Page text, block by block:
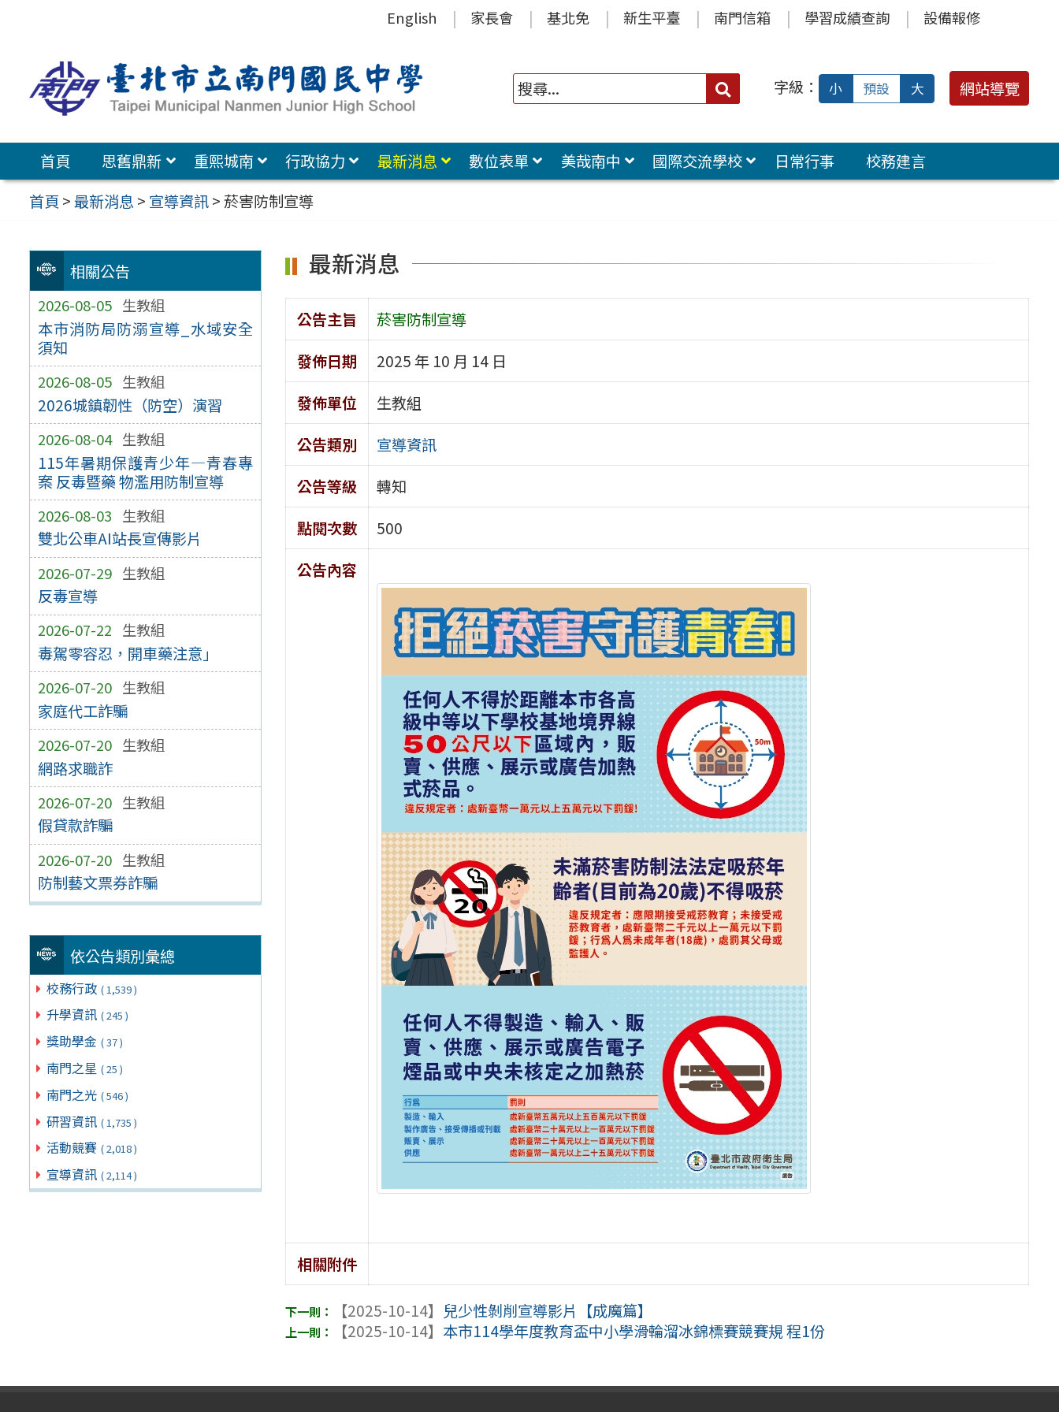
容
區
English 家長會 基北免 新生平臺 南門信箱 學習成績查詢 設備報修
搜
字級： 小 預設 大 網站導覽
首頁 思舊鼎新 重熙城南 行政協力 最新消息 數位表單 美哉南中 國際交流學校 日常行事
校務建言
首頁 >最新消息 > 宣導資訊>菸害防制宣導
相關公告
2026-08-05 生教組
本市消防局防溺宣導_水域安全
須知
2026-08-05 生教組
2026城鎮韌性（防空）演習
2026-08-04 生教組
115年暑期保護青少年—青春專
案 反毒暨藥 物濫用防制宣導
2026-08-03 生教組
雙北公車AI站長宣傳影片
2026-07-29 生教組
反毒宣導
2026-07-22 生教組
毒駕零容忍，開車藥注意」
2026-07-20 生教組
家庭代工詐騙
2026-07-20 生教組
網路求職詐
2026-07-20 生教組
假貸款詐騙
2026-07-20 生教組
防制藝文票券詐騙
依公告類別彙總
校務行政 ( 1,539 )
升學資訊 ( 245 )
獎助學金 ( 37 )
南門之星 ( 25 )
南門之光 ( 546 )
研習資訊 ( 1,735 )
活動競賽 ( 2,018 )
宣導資訊 ( 2,114 )
最新消息
公告主旨
菸害防制宣導
發佈日期
2025 年 10 月 14 日
發佈單位
生教組
公告類別
宣導資訊
公告等級
轉知
點閱次數
500
公告內容
相關附件
【2025-10-14】 兒少性剝削宣導影片【成魔篇】
【2025-10-14】 本市114學年度教育盃中小學滑輪溜冰錦標賽競賽規 程1份